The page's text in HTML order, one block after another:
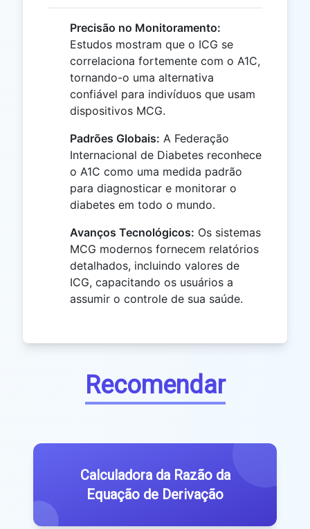
Precisão no Monitoramento:
Estudos mostram que o ICG se
correlaciona fortemente com o A1C,
tornando-o uma alternativa
confiável para indivíduos que usam
dispositivos MCG.
Padrões Globais: A Federação
Internacional de Diabetes reconhece
o A1C como uma medida padrão
para diagnosticar e monitorar o
diabetes em todo o mundo.
Avanços Tecnológicos: Os sistemas
MCG modernos fornecem relatórios
detalhados, incluindo valores de
ICG, capacitando os usuários a
assumir o controle de sua saúde.
Recomendar
Calculadora da Razão da
Equação de Derivação